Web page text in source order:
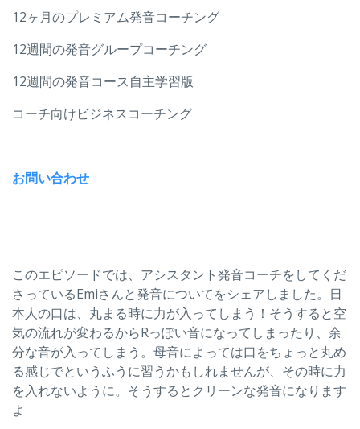
12ヶ月のプレミアム発音コーチング
12週間の発音グループコーチング
12週間の発音コース自主学習版
コーチ向けビジネスコーチング
お問い合わせ
このエピソードでは、アシスタント発音コーチをしてくだ
さっているEmiさんと発音についてをシェアしました。日
本人の口は、丸まる時に力が入ってしまう！そうすると空
気の流れが変わるからRっぽい音になってしまったり、余
分な音が入ってしまう。母音によっては口をちょっと丸め
る感じでというふうに習うかもしれませんが、その時に力
を入れないように。そうするとクリーンな発音になります
よ